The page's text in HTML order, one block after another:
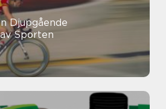
Djupgående
Sporten